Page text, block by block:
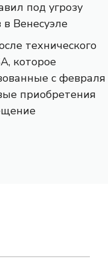
под угрозу
Венесуэле
технического
которое
с февраля
приобретения